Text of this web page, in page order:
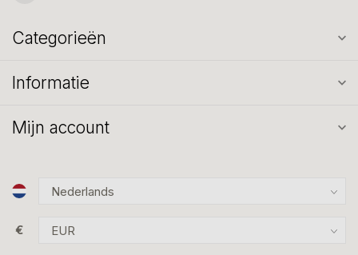
Categorieën
Informatie
Mijn account
€